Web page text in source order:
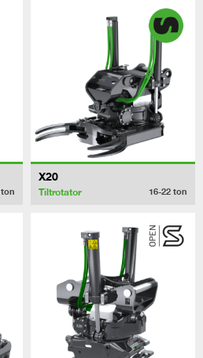
ton
X20
Tiltrotator 16-22 ton